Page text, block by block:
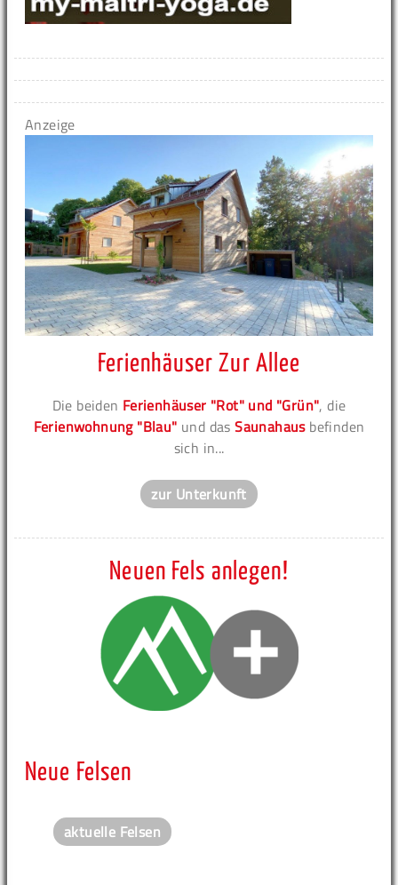
Anzeige
Ferienhäuser Zur Allee
Die beiden Ferienhäuser "Rot" und "Grün", die
Ferienwohnung "Blau" und dasSaunahausbefinden
sich in...
zur Unterkunft
Neuen Fels anlegen!
Neue Felsen
aktuelle Felsen